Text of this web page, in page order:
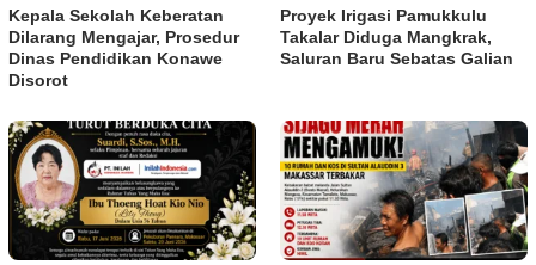
Kepala Sekolah Keberatan
Dilarang Mengajar, Prosedur
Dinas Pendidikan Konawe
Disorot
Proyek Irigasi Pamukkulu
Takalar Diduga Mangkrak,
Saluran Baru Sebatas Galian